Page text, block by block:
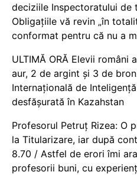
deciziile Inspectoratului de
Obligațiile vă revin „în
conformat pentru că nu a
ULTIMĂ ORĂ Elevii români
aur, 2 de argint și 3 de
Internațională de
desfășurată în Kazahstan
Profesorul Petruț Rizea: O
la Titularizare, iar după
8.70 / Astfel de erori îmi
profesorii buni, cu